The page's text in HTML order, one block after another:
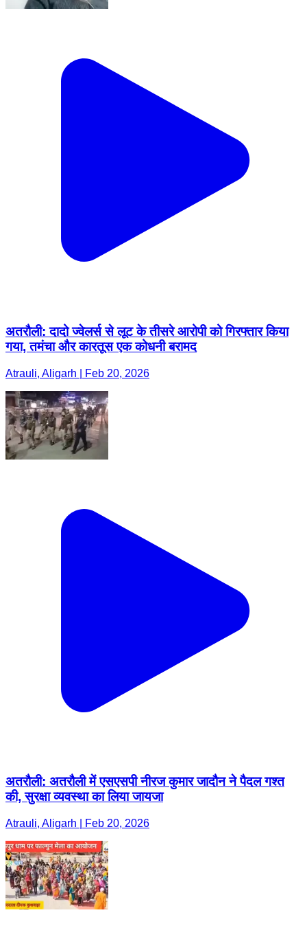
अतरौली: दादो ज्वेलर्स से लूट के तीसरे आरोपी को गिरफ्तार किया
गया, तमंचा और कारतूस एक कोधनी बरामद
Atrauli, Aligarh | Feb 20, 2026
अतरौली: अतरौली में एसएसपी नीरज कुमार जादौन ने पैदल गश्त
की, सुरक्षा व्यवस्था का लिया जायजा
Atrauli, Aligarh | Feb 20, 2026